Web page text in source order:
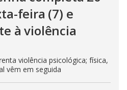
feira (7) e
à violência
violência psicológica; física,
vêm em seguida